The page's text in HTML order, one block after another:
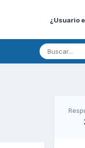
¿Usuario